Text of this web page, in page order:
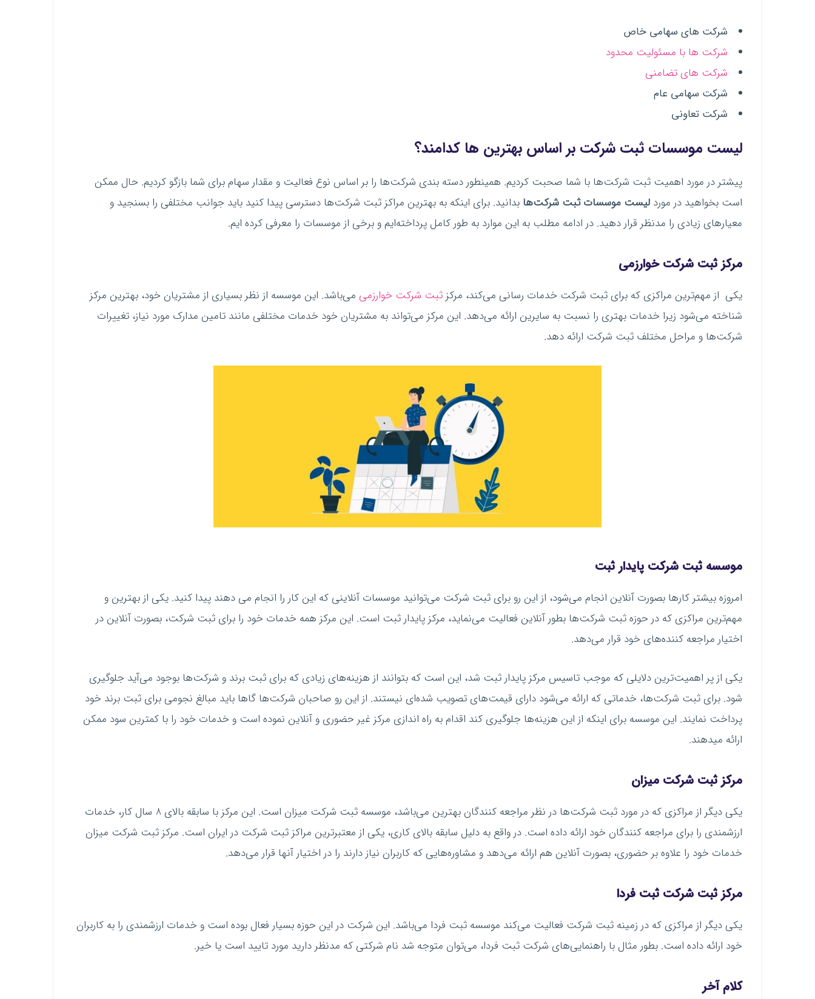
شرکت های سهامی خاص
شرکت ها با مسئولیت محدود
شرکت های تضامنی
شرکت سهامی عام
شرکت تعاونی
لیست موسسات ثبت شرکت بر اساس بهترین ها کدامند؟
پیشتر در مورد اهمیت ثبت شرکت‌ها با شما صحبت کردیم. همینطور دسته بندی شرکت‌ها را بر اساس نوع فعالیت و مقدار سهام برای شما بازگو کردیم. حال ممکن
است بخواهید در مورد لیست موسسات ثبت شرکت‌ها بدانید. برای اینکه به بهترین مراکز ثبت شرکت‌ها دسترسی پیدا کنید باید جوانب مختلفی را بسنجید و
معیارهای زیادی را مدنظر قرار دهید. در ادامه مطلب به این موارد به طور کامل پرداخته‌ایم و برخی از موسسات را معرفی کرده ایم.
مرکز ثبت شرکت خوارزمی
یکی از مهم‌ترین مراکزی که برای ثبت شرکت خدمات رسانی می‌کند، مرکز ثبت شرکت خوارزمی می‌باشد. این موسسه از نظر بسیاری از مشتریان خود، بهترین مرکز
شناخته می‌شود زیرا خدمات بهتری را نسبت به سایرین ارائه می‌دهد. این مرکز می‌تواند به مشتریان خود خدمات مختلفی مانند تامین مدارک مورد نیاز، تغییرات
شرکت‌ها و مراحل مختلف ثبت شرکت ارائه دهد.
موسسه ثبت شرکت پایدار ثبت
امروزه بیشتر کارها بصورت آنلاین انجام می‌شود، از این رو برای ثبت شرکت می‌توانید موسسات آنلاینی که این کار را انجام می دهند پیدا کنید. یکی از بهترین و
مهم‌ترین مراکزی که در حوزه ثبت شرکت‌ها بطور آنلاین فعالیت می‌نماید، مرکز پایدار ثبت است. این مرکز همه خدمات خود را برای ثبت شرکت، بصورت آنلاین در
اختیار مراجعه کننده‌های خود قرار می‌دهد.
یکی از پر اهمیت‌ترین دلایلی که موجب تاسیس مرکز پایدار ثبت شد، این است که بتوانند از هزینه‌های زیادی که برای ثبت برند و شرکت‌ها بوجود می‌آید جلوگیری
شود. برای ثبت شرکت‌ها، خدماتی که ارائه می‌شود دارای قیمت‌های تصویب شده‌ای نیستند. از این رو صاحبان شرکت‌ها گاها باید مبالغ نجومی برای ثبت برند خود
پرداخت نمایند. این موسسه برای اینکه از این هزینه‌ها جلوگیری کند اقدام به راه اندازی مرکز غیر حضوری و آنلاین نموده است و خدمات خود را با کمترین سود ممکن
ارائه میدهند.
مرکز ثبت شرکت میزان
یکی دیگر از مراکزی که در مورد ثبت شرکت‌ها در نظر مراجعه کنندگان بهترین می‌باشد، موسسه ثبت شرکت میزان است. این مرکز با سابقه بالای 8 سال کار، خدمات
ارزشمندی را برای مراجعه کنندگان خود ارائه داده است. در واقع به دلیل سابقه بالای کاری، یکی از معتبرترین مراکز ثبت شرکت در ایران است. مرکز ثبت شرکت میزان
خدمات خود را علاوه بر حضوری، بصورت آنلاین هم ارائه می‌دهد و مشاوره‌هایی که کاربران نیاز دارند را در اختیار آنها قرار می‌دهد.
مرکز ثبت شرکت ثبت فردا
یکی دیگر از مراکزی که در زمینه ثبت شرکت فعالیت می‌کند موسسه ثبت فردا می‌باشد. این شرکت در این حوزه بسیار فعال بوده است و خدمات ارزشمندی را به کاربران
خود ارائه داده است. بطور مثال با راهنمایی‌های شرکت ثبت فردا، می‌توان متوجه شد نام شرکتی که مدنظر دارید مورد تایید است یا خیر.
کلام آخر